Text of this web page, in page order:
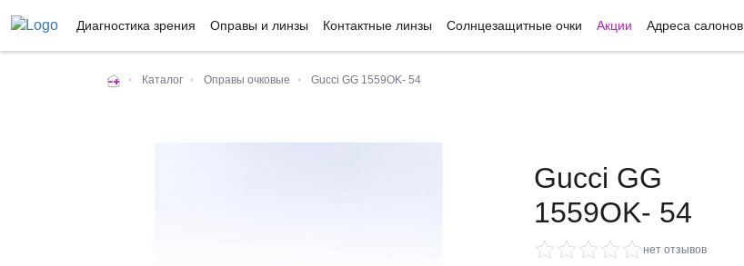
Диагностика зрения Оправы и линзы Контактные линзы Солнцезащитные очки Акции Адреса салонов
• Каталог • Оправы очковые • Gucci GG 1559OK- 54
Gucci GG
1559OK- 54
нет отзывов